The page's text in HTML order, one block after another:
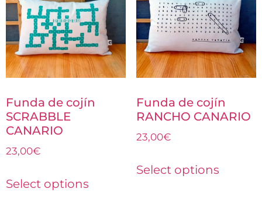
Funda de cojín
SCRABBLE
CANARIO
23,00€
Select options
Funda de cojín
RANCHO CANARIO
23,00€
Select options